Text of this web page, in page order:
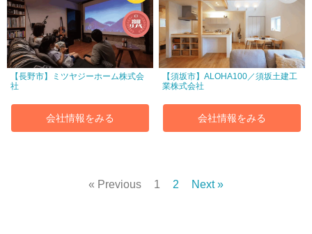
【長野市】ミツヤジーホーム株式会
社
会社情報をみる
【須坂市】ALOHA100／須坂土建工
業株式会社
会社情報をみる
« Previous 1 2 Next »